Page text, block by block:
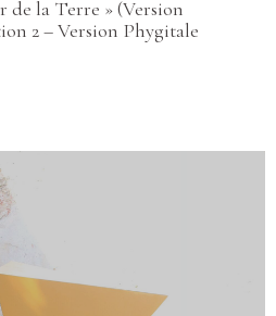
la Terre » (Version
2 – Version Phygitale